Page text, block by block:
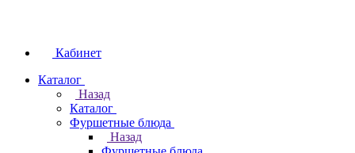
Кабинет
Каталог
Назад
Каталог
Фуршетные блюда
Назад